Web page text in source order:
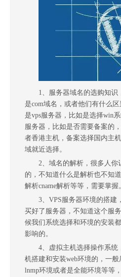
1、服务器域名的选购知识
是com域名，或者他们有什么
是vps服务器，比如是选择win
服务器，比如是否需要备案的
者香港主机，备案选择国内主
域就近选择。
2、域名的解析，很多人
的，不知道什么是解析也不知
解析cname解析等等，需要掌握
3、VPS服务器环境的搭建
买好了服务器，不知道这个服
候我们系统选择和环境的安装
影响的。
4、虚拟主机选择操作系统
机搭建和安装web环境的，一
lnmp环境或者是全能环境等等